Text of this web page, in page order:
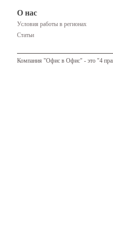
О нас
Условия работы в регионах
Статьи
Компания "Офис в Офис" - это "4